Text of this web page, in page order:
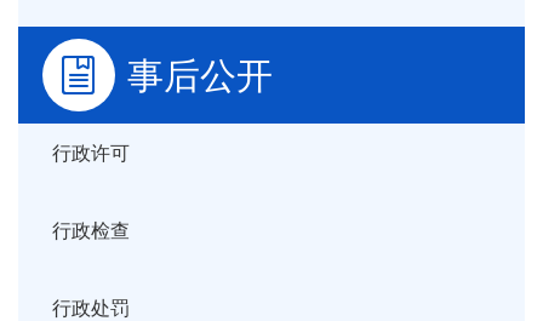
事后公开
行政许可
行政检查
行政处罚